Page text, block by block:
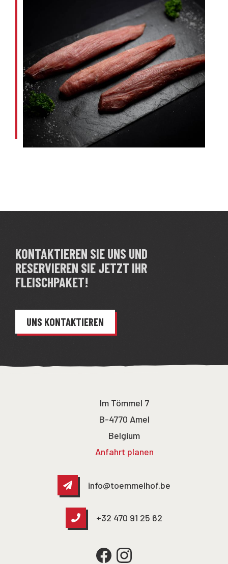
KONTAKTIEREN SIE UNS UND
RESERVIEREN SIE JETZT IHR
FLEISCHPAKET!
UNS KONTAKTIEREN
Im Tömmel 7
B-4770 Amel
Belgium
Anfahrt planen
info@toemmelhof.be
+32 470 91 25 62